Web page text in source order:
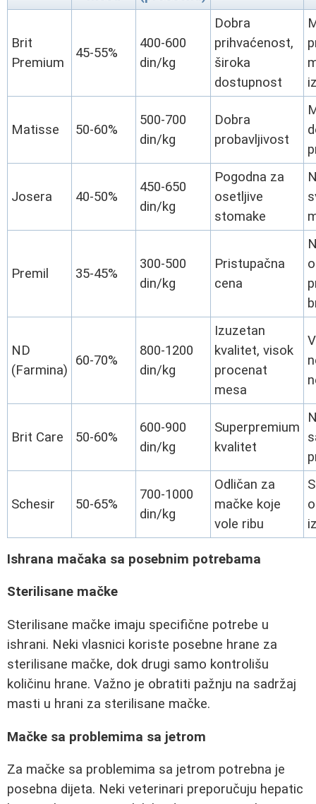
Brit
Premium
45-55%
400-600
din/kg
Dobra
prihvaćenost,
široka
dostupnost
Matisse 50-60%
500-700
din/kg
Dobra
probavljivost
Josera 40-50%
450-650
din/kg
Pogodna za
osetljive
stomake
Premil 35-45%
300-500
din/kg
Pristupačna
cena
ND
(Farmina)
60-70%
800-1200
din/kg
Izuzetan
kvalitet, visok
procenat
mesa
Brit Care 50-60%
600-900
din/kg
Superpremium
kvalitet
Schesir 50-65%
700-1000
din/kg
Odličan za
mačke koje
vole ribu
Ishrana mačaka sa posebnim potrebama
Sterilisane mačke
Sterilisane mačke imaju specifične potrebe u
ishrani. Neki vlasnici koriste posebne hrane za
sterilisane mačke, dok drugi samo kontrolišu
količinu hrane. Važno je obratiti pažnju na sadržaj
masti u hrani za sterilisane mačke.
Mačke sa problemima sa jetrom
Za mačke sa problemima sa jetrom potrebna je
posebna dijeta. Neki veterinari preporučuju hepatic